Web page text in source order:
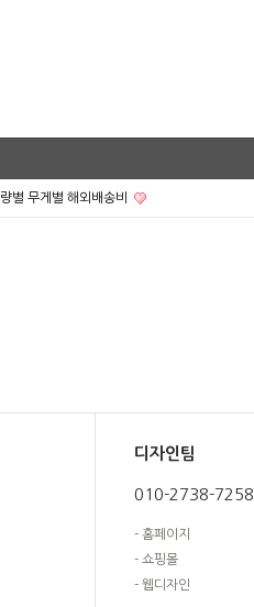
별 무게별 해외배송비
디자인팀
010-2738-7258
- 홈페이지
- 쇼핑몰
- 웹디자인